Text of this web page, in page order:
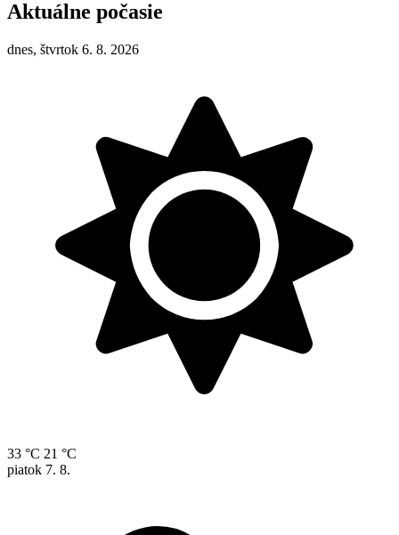
Aktuálne počasie
dnes, štvrtok 6. 8. 2026
33 °C 21 °C
piatok 7. 8.